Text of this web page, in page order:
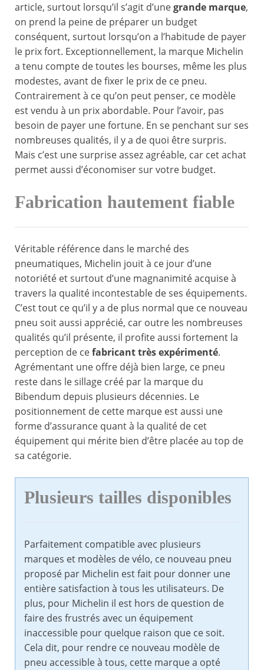
article, surtout lorsqu’il s’agit d’unegrande marque,
on prend la peine de préparer un budget
conséquent, surtout lorsqu’on a l’habitude de payer
le prix fort. Exceptionnellement, la marque Michelin
a tenu compte de toutes les bourses, même les plus
modestes, avant de fixer le prix de ce pneu.
Contrairement à ce qu’on peut penser, ce modèle
est vendu à un prix abordable. Pour l’avoir, pas
besoin de payer une fortune. En se penchant sur ses
nombreuses qualités, il y a de quoi être surpris.
Mais c’est une surprise assez agréable, car cet achat
permet aussi d’économiser sur votre budget.
Fabrication hautement fiable
Véritable référence dans le marché des
pneumatiques, Michelin jouit à ce jour d’une
notoriété et surtout d’une magnanimité acquise à
travers la qualité incontestable de ses équipements.
C’est tout ce qu’il y a de plus normal que ce nouveau
pneu soit aussi apprécié, car outre les nombreuses
qualités qu’il présente, il profite aussi fortement la
perception de cefabricant très expérimenté.
Agrémentant une offre déjà bien large, ce pneu
reste dans le sillage créé par la marque du
Bibendum depuis plusieurs décennies. Le
positionnement de cette marque est aussi une
forme d’assurance quant à la qualité de cet
équipement qui mérite bien d’être placée au top de
sa catégorie.
Plusieurs tailles disponibles
Parfaitement compatible avec plusieurs
marques et modèles de vélo, ce nouveau pneu
proposé par Michelin est fait pour donner une
entière satisfaction à tous les utilisateurs. De
plus, pour Michelin il est hors de question de
faire des frustrés avec un équipement
inaccessible pour quelque raison que ce soit.
Cela dit, pour rendre ce nouveau modèle de
pneu accessible à tous, cette marque a opté